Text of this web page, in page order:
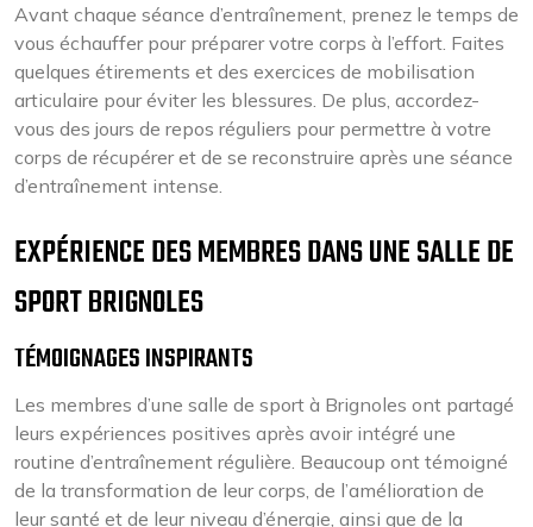
Avant chaque séance d’entraînement, prenez le temps de
vous échauffer pour préparer votre corps à l’effort. Faites
quelques étirements et des exercices de mobilisation
articulaire pour éviter les blessures. De plus, accordez-
vous des jours de repos réguliers pour permettre à votre
corps de récupérer et de se reconstruire après une séance
d’entraînement intense.
EXPÉRIENCE DES MEMBRES DANS UNE SALLE DE
SPORT BRIGNOLES
TÉMOIGNAGES INSPIRANTS
Les membres d’une salle de sport à Brignoles ont partagé
leurs expériences positives après avoir intégré une
routine d’entraînement régulière. Beaucoup ont témoigné
de la transformation de leur corps, de l’amélioration de
leur santé et de leur niveau d’énergie, ainsi que de la